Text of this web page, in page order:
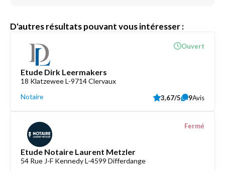
D'autres résultats pouvant vous intéresser :
Etude Dirk Leermakers
18 Klatzewee L-9714 Clervaux
Notaire
Ouvert
3,67/5 9Avis
Etude Notaire Laurent Metzler
54 Rue J-F Kennedy L-4599 Differdange
Fermé